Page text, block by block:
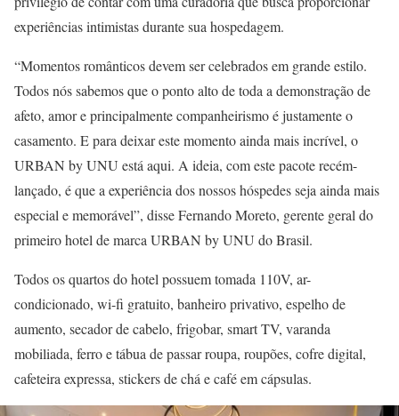
experiências intimistas durante sua hospedagem.
“Momentos românticos devem ser celebrados em grande estilo.
Todos nós sabemos que o ponto alto de toda a demonstração de
afeto, amor e principalmente companheirismo é justamente o
casamento. E para deixar este momento ainda mais incrível, o
URBAN by UNU está aqui. A ideia, com este pacote recém-
lançado, é que a experiência dos nossos hóspedes seja ainda mais
especial e memorável”, disse Fernando Moreto, gerente geral do
primeiro hotel de marca URBAN by UNU do Brasil.
Todos os quartos do hotel possuem tomada 110V, ar-
condicionado, wi-fi gratuito, banheiro privativo, espelho de
aumento, secador de cabelo, frigobar, smart TV, varanda
mobiliada, ferro e tábua de passar roupa, roupões, cofre digital,
cafeteira expressa, stickers de chá e café em cápsulas.